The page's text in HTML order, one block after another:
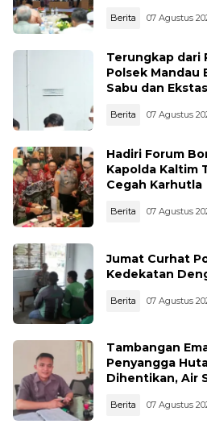
Berita 07 Agustus
Terungkap dari
Polsek Mandau
Sabu dan
Berita 07 Agustus
Hadiri Forum
Kapolda Kaltim
Cegah Karhutla
Berita 07 Agustus
Jumat Curhat
Kedekatan
Berita 07 Agustus
Tambangan
Penyangga
Dihentikan, Air
Berita 07 Agustus